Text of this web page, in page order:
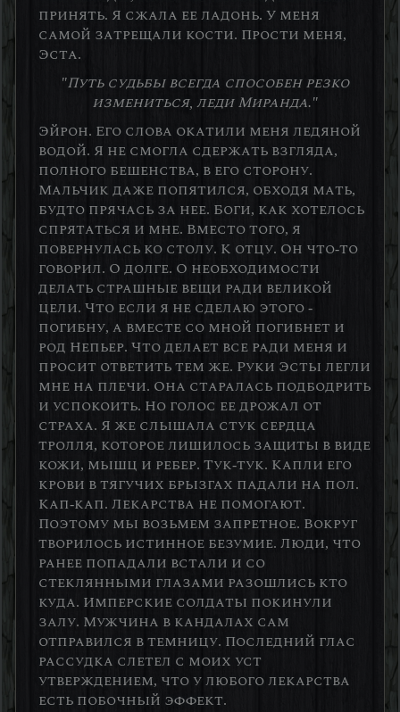
принять. Я сжала ее ладонь. У меня
самой затрещали кости. Прости меня,
Эста.
"Путь судьбы всегда способен резко
измениться, леди Миранда."
Эйрон. Его слова окатили меня ледяной
водой. Я не смогла сдержать взгляда,
полного бешенства, в его сторону.
Мальчик даже попятился, обходя мать,
будто прячась за нее. Боги, как хотелось
спрятаться и мне. Вместо того, я
повернулась ко столу. К отцу. Он что-то
говорил. О долге. О необходимости
делать страшные вещи ради великой
цели. Что если я не сделаю этого -
погибну, а вместе со мной погибнет и
род Непьер. Что делает все ради меня и
просит ответить тем же. Руки Эсты легли
мне на плечи. Она старалась подбодрить
и успокоить. Но голос ее дрожал от
страха. Я же слышала стук сердца
тролля, которое лишилось защиты в виде
кожи, мышц и ребер. Тук-тук. Капли его
крови в тягучих брызгах падали на пол.
Кап-кап. Лекарства не помогают.
Поэтому мы возьмем запретное. Вокруг
творилось истинное безумие. Люди, что
ранее попадали встали и со
стеклянными глазами разошлись кто
куда. Имперские солдаты покинули
залу. Мужчина в кандалах сам
отправился в темницу. Последний глас
рассудка слетел с моих уст
утверждением, что у любого лекарства
есть побочный эффект.